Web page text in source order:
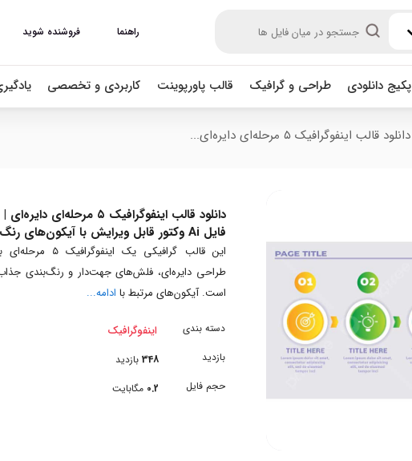
راهنما فروشنده شوید
پکیج دانلودی طراحی و گرافیک قالب پاورپوینت کاربردی و تخصصی
دانلود قالب اینفوگرافیک ۵ مرحله‌ای دایره‌ای...
دانلود قالب اینفوگرافیک ۵ مرحله‌ای دایره‌ای |
فایل Ai وکتور قابل ویرایش با آیکون‌های رنگ
این قالب گرافیکی یک اینفوگرافیک ۵
طراحی دایره‌ای، فلش‌های جهت‌دار و رنگ‌بندی
است. آیکون‌های مرتبط با ادامه...
دسته بندی
بازدید
حجم فایل
اینفوگرافیک
348 بازدید
0.2 مگابایت